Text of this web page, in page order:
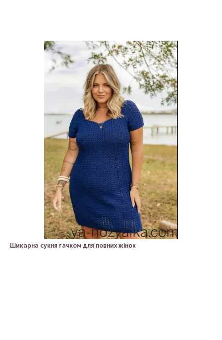
Шикарна сукня гачком для повних жінок